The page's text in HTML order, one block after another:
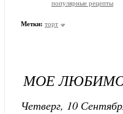
популярные рецепты
Метки: торт
МОЕ
Четверг, 10